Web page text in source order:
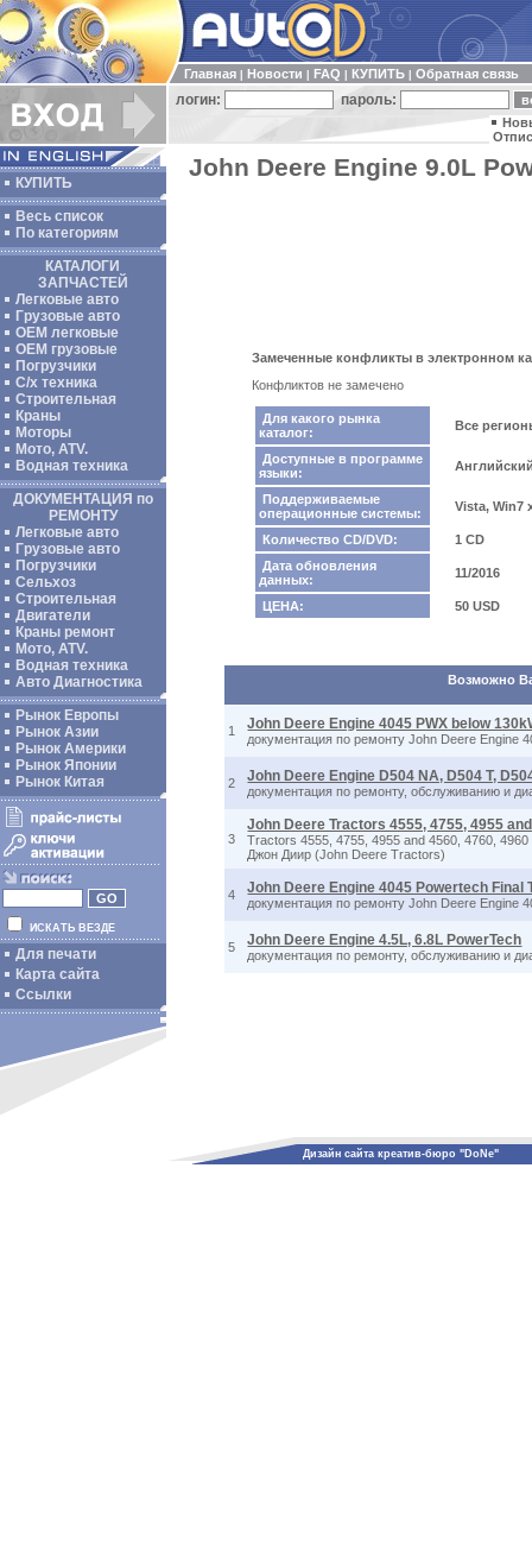
Главная Новости FAQ КУПИТЬ Обратная связь
логин: пароль:
КУПИТЬ
Весь список
По категориям
КАТАЛОГИ
ЗАПЧАСТЕЙ
Легковые авто
Грузовые авто
ОЕМ легковые
OEM грузовые
Погрузчики
С/х техника
Строительная
Краны
Моторы
Мото, ATV.
Водная техника
ДОКУМЕНТАЦИЯ по
РЕМОНТУ
Легковые авто
Грузовые авто
Погрузчики
Сельхоз
Строительная
Двигатели
Краны ремонт
Мото, ATV.
Водная техника
Авто Диагностика
Рынок Европы
Рынок Азии
Рынок Америки
Рынок Японии
Рынок Китая
ИСКАТЬ ВЕЗДЕ
Для печати
Карта сайта
Ссылки
John Deere Engine 9.0L
Замеченные конфликты в электронном
Конфликтов не замечено
Для какого рынка
каталог:
Все
Доступные в программе
языки:
Поддерживаемые
операционные системы:
Vista, Win7
Количество CD/DVD:
1 CD
Дата обновления
данных:
11/2016
ЦЕНА: 50 USD
Возможно
1 John Deere Engine 4045 PWX below
документация по ремонту John Deere Engine
2 John Deere Engine D504 NA, D504 T,
документация по ремонту, обслуживанию и
3
John Deere Tractors 4555, 4755, 4955
Tractors 4555, 4755, 4955 and 4560, 4760,
Джон Диир (John Deere Tractors)
4 John Deere Engine 4045 Powertech Final
документация по ремонту John Deere Engine
5 John Deere Engine 4.5L, 6.8L PowerTech
документация по ремонту, обслуживанию и
Дизайн сайта креатив-бюро "DoNe"